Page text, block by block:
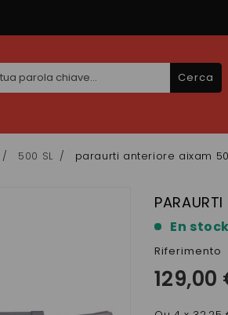
Cerca
500 SL paraurti anteriore aixam
En stock
Riferimento
129,00